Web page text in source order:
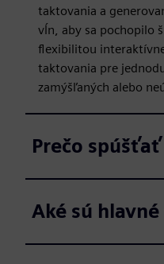
taktovania a
vĺn, aby sa pochopilo
flexibilitou
taktovania pre
zamýšľaných alebo
Prečo
Aké sú